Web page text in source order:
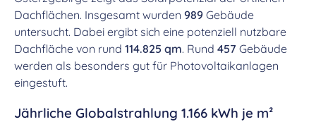
Dachflächen. Insgesamt wurden 989 Gebäude
untersucht. Dabei ergibt sich eine potenziell nutzbare
Dachfläche von rund 114.825 qm. Rund 457 Gebäude
werden als besonders gut für Photovoltaikanlagen
eingestuft.
Jährliche Globalstrahlung 1.166 kWh je m²